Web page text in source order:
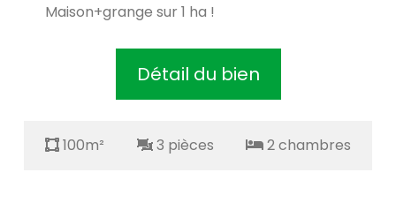
sur 1 ha !
Détail du bien
100m² 3 pièces 2 chambres